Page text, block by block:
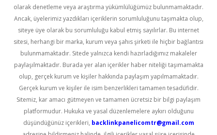
olarak denetleme veya araştırma yükümlülüğümüz bulunmamaktadır.
Ancak, üyelerimiz yazdıkları içeriklerin sorumluluğunu taşımakta olup,
siteye üye olarak bu sorumluluğu kabul etmiş sayılırlar. Bu internet
sitesi, herhangi bir marka, kurum veya şahıs şirketi ile hiçbir bağlantısı
bulunmamaktadır. Sitede yalnızca kendi hazırladığımız makaleler
paylaşılmaktadır. Burada yer alan içerikler haber niteliği taşımamakta
olup, gerçek kurum ve kişiler hakkında paylaşım yapılmamaktadır.
Gerçek kurum ve kişiler ile isim benzerlikleri tamamen tesadüfidir.
Sitemiz, kar amacı gütmeyen ve tamamen ücretsiz bir bilgi paylaşım
platformudur. Hukuka ve yasal düzenlemelere aykırı olduğunu
düşündüğünüz içerikleri, backlinkpanelicomtr@gmail.com